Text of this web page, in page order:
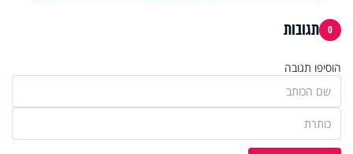
0 תגובות
הוסיפו תגובה